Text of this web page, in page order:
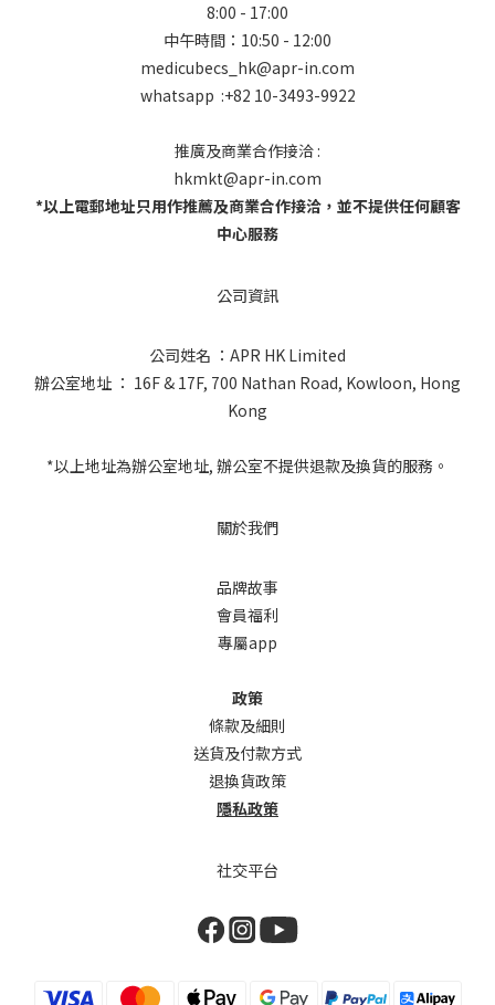
8:00 - 17:00
中午時間：10:50 - 12:00
medicubecs_hk@apr-in.com
whatsapp :+82 10-3493-9922
推廣及商業合作接洽 :
hkmkt@apr-in.com
*以上電郵地址只用作推薦及商業合作接洽，並不提供任何顧客
中心服務
公司資訊
公司姓名 ：APR HK Limited
辦公室地址 ： 16F & 17F, 700 Nathan Road, Kowloon, Hong
Kong
*以上地址為辦公室地址, 辦公室不提供退款及換貨的服務。
關於我們
品牌故事
會員福利
專屬app
政策
條款及細則
送貨及付款方式
退換貨政策
隱私政策
社交平台